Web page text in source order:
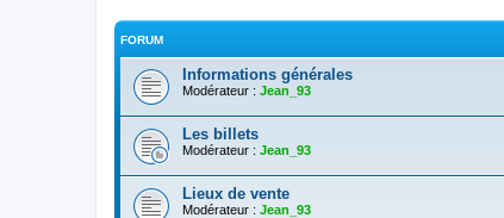
FORUM
Informations générales
Modérateur : Jean_93
Les billets
Modérateur : Jean_93
Lieux de vente
Modérateur : Jean_93